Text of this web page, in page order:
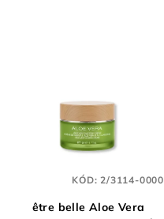
être belle Aloe Vera
KÓD:2/3114-0000